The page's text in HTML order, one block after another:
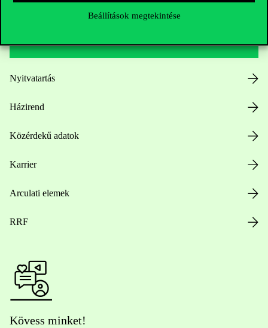
Beállítások megtekintése
Nyitvatartás
Házirend
Közérdekű adatok
Karrier
Arculati elemek
RRF
Kövess minket!